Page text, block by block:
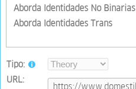
Aborda Identidades No Binarias
Aborda Identidades Trans
Tipo:
URL: